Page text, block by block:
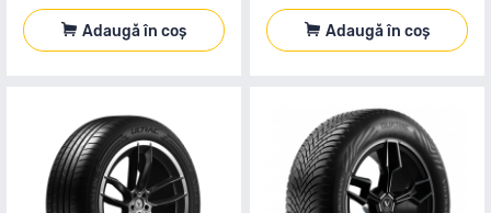
Adaugă în coș Adaugă în coș